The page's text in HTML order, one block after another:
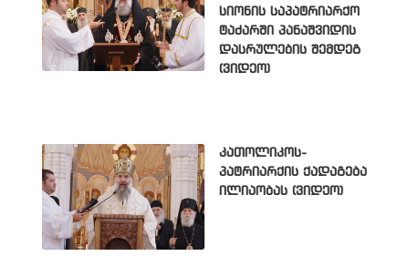
სიონის საპატრიარქო
ტაძარში პანაშვიდის
დასრულების შემდეგ
(ვიდეო)
კათოლიკოს-
პატრიარქის ქადაგება
ილიაობას (ვიდეო)